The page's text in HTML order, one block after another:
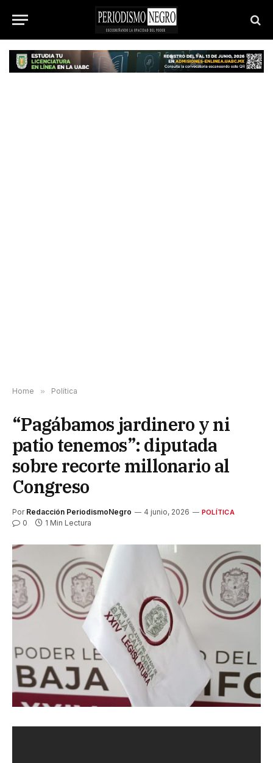
Home » Política
“Pagábamos jardinero y ni
patio tenemos”: diputada
sobre recorte millonario al
Congreso
Por Redacción PeriodismoNegro 4 junio, 2026 POLÍTICA
0 1 Min Lectura